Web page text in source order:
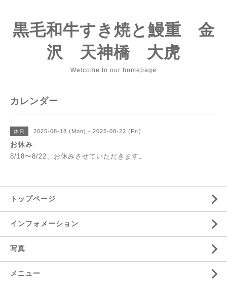
黒毛和牛すき焼と鰻重 金
沢 天神橋 大虎
Welcome to our homepage
カレンダー
休日 2025-08-18 (Mon) - 2025-08-22 (Fri)
お休み
8/18〜8/22、お休みさせていただきます。
トップページ
インフォメーション
写真
メニュー